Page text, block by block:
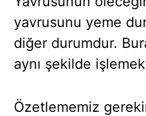
yavrusunu yeme
diğer durumdur.
aynı şekilde
Özetlememiz